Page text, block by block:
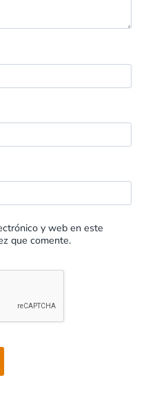
y web en este
que comente.